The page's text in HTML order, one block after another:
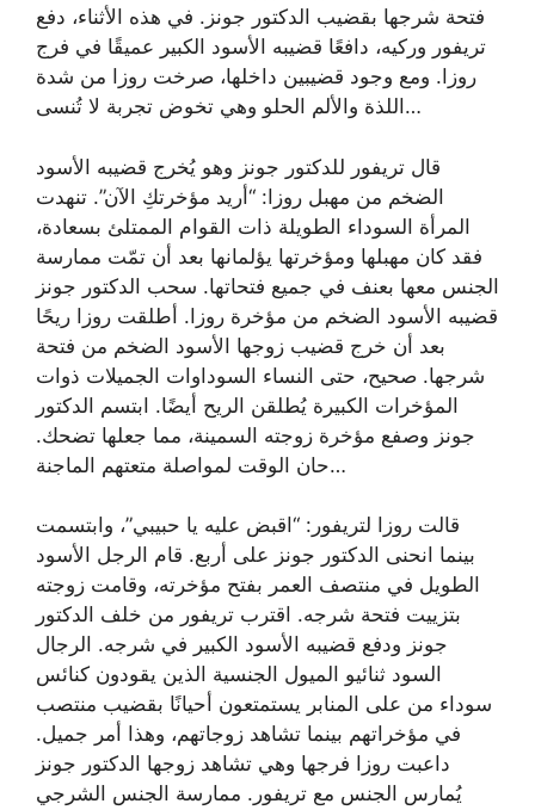
فتحة شرجها بقضيب الدكتور جونز. في هذه الأثناء، دفع
تريفور وركيه، دافعًا قضيبه الأسود الكبير عميقًا في فرج
روزا. ومع وجود قضيبين داخلها، صرخت روزا من شدة
اللذة والألم الحلو وهي تخوض تجربة لا تُنسى…
قال تريفور للدكتور جونز وهو يُخرج قضيبه الأسود
الضخم من مهبل روزا: “أريد مؤخرتكِ الآن”. تنهدت
المرأة السوداء الطويلة ذات القوام الممتلئ بسعادة،
فقد كان مهبلها ومؤخرتها يؤلمانها بعد أن تمّت ممارسة
الجنس معها بعنف في جميع فتحاتها. سحب الدكتور جونز
قضيبه الأسود الضخم من مؤخرة روزا. أطلقت روزا ريحًا
بعد أن خرج قضيب زوجها الأسود الضخم من فتحة
شرجها. صحيح، حتى النساء السوداوات الجميلات ذوات
المؤخرات الكبيرة يُطلقن الريح أيضًا. ابتسم الدكتور
جونز وصفع مؤخرة زوجته السمينة، مما جعلها تضحك.
حان الوقت لمواصلة متعتهم الماجنة…
قالت روزا لتريفور: “اقبض عليه يا حبيبي”، وابتسمت
بينما انحنى الدكتور جونز على أربع. قام الرجل الأسود
الطويل في منتصف العمر بفتح مؤخرته، وقامت زوجته
بتزييت فتحة شرجه. اقترب تريفور من خلف الدكتور
جونز ودفع قضيبه الأسود الكبير في شرجه. الرجال
السود ثنائيو الميول الجنسية الذين يقودون كنائس
سوداء من على المنابر يستمتعون أحيانًا بقضيب منتصب
في مؤخراتهم بينما تشاهد زوجاتهم، وهذا أمر جميل.
داعبت روزا فرجها وهي تشاهد زوجها الدكتور جونز
يُمارس الجنس مع تريفور. ممارسة الجنس الشرجي